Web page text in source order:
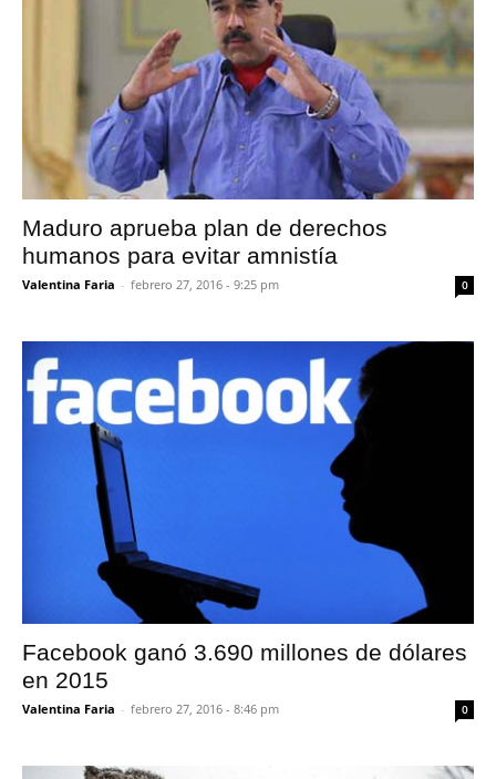
Maduro aprueba plan de derechos
humanos para evitar amnistía
Valentina Faria - febrero 27, 2016 - 9:25 pm 0
Facebook ganó 3.690 millones de dólares
en 2015
Valentina Faria - febrero 27, 2016 - 8:46 pm 0